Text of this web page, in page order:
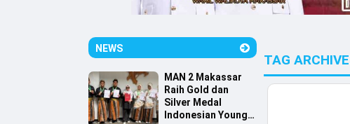
NEWS
MAN 2 Makassar
Raih Gold dan
Silver Medal
Indonesian Young
TAG